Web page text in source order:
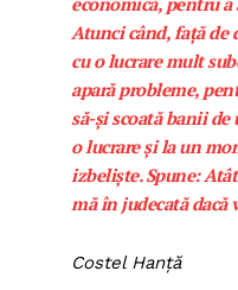
Atunci când, față
cu o lucrare mult
apară probleme,
să-și scoată banii de
o lucrare și la un
izbeliște. Spune:
mă în judecată dacă
Costel Hanță